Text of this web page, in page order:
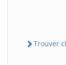
Trouver